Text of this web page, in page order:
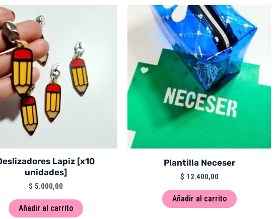
Lapiz [x10
unidades]
$ 5.000,00
Añadir al carrito
Plantilla Neceser
$ 12.400,00
Añadir al carrito